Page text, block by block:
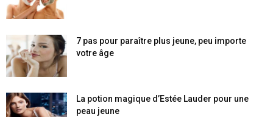
7 pas pour paraître plus jeune, peu importe
votre âge
La potion magique d’Estée Lauder pour une
peau jeune